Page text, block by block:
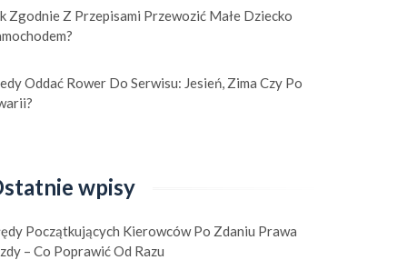
Zgodnie Z Przepisami Przewozić Małe Dziecko
Oddać Rower Do Serwisu: Jesień, Zima Czy Po
wpisy
Początkujących Kierowców Po Zdaniu Prawa
– Co Poprawić Od Razu